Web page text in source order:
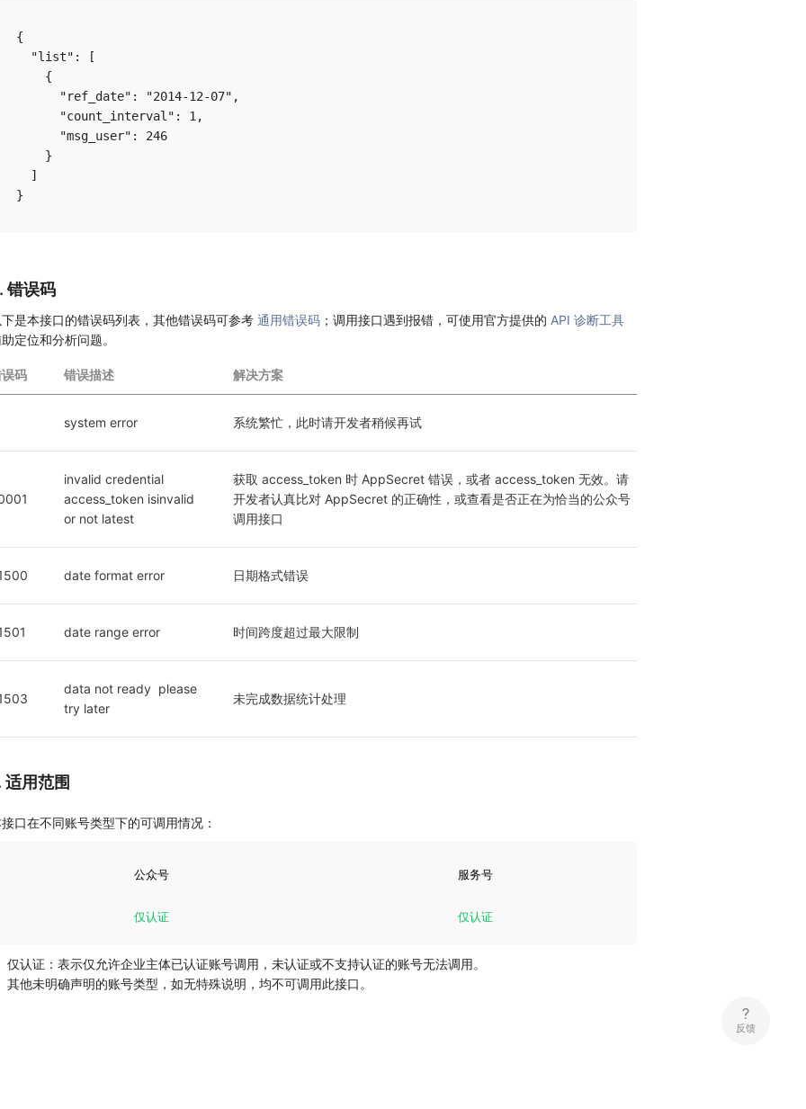
{
  "list": [
    {
      "ref_date": "2014-12-07",
      "count_interval": 1,
      "msg_user": 246
    }
  ]
错误码
是本接口的错误码列表，其他错误码可参考 通用错误码 ；调用接口遇到报错，可使用官方提供的 API 诊断工具
定位和分析问题。
码 错误描述 解决方案
system error 系统繁忙，此时请开发者稍候再试
invalid credential
access_token isinvalid
or not latest
获取 access_token 时 AppSecret 错误，或者 access_token 无效。请
开发者认真比对 AppSecret 的正确性，或查看是否正在为恰当的公众号
调用接口
date format error 日期格式错误
date range error 时间跨度超过最大限制
data not ready  please
try later
未完成数据统计处理
适用范围
口在不同账号类型下的可调用情况：
公众号 服务号
仅认证 仅认证
仅认证：表示仅允许企业主体已认证账号调用，未认证或不支持认证的账号无法调用。
其他未明确声明的账号类型，如无特殊说明，均不可调用此接口。
反馈